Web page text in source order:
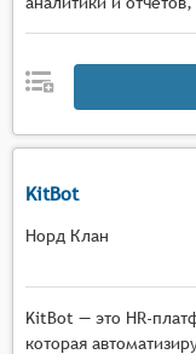
KitBot
Норд Клан
KitBot — это HR-
которая